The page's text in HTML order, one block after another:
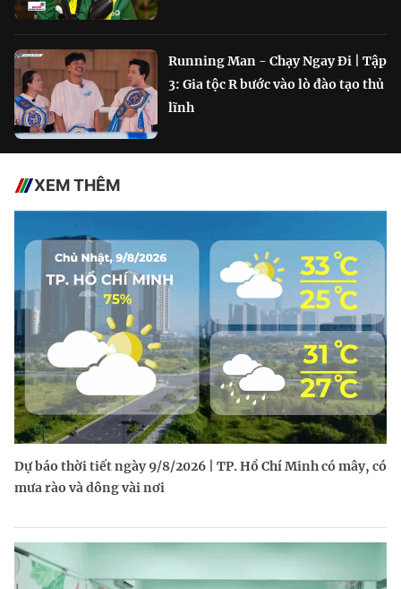
Running Man - Chạy Ngay Đi | Tập
3: Gia tộc R bước vào lò đào tạo thủ
lĩnh
XEM THÊM
Dự báo thời tiết ngày 9/8/2026 | TP. Hồ Chí Minh có mây, có
mưa rào và dông vài nơi